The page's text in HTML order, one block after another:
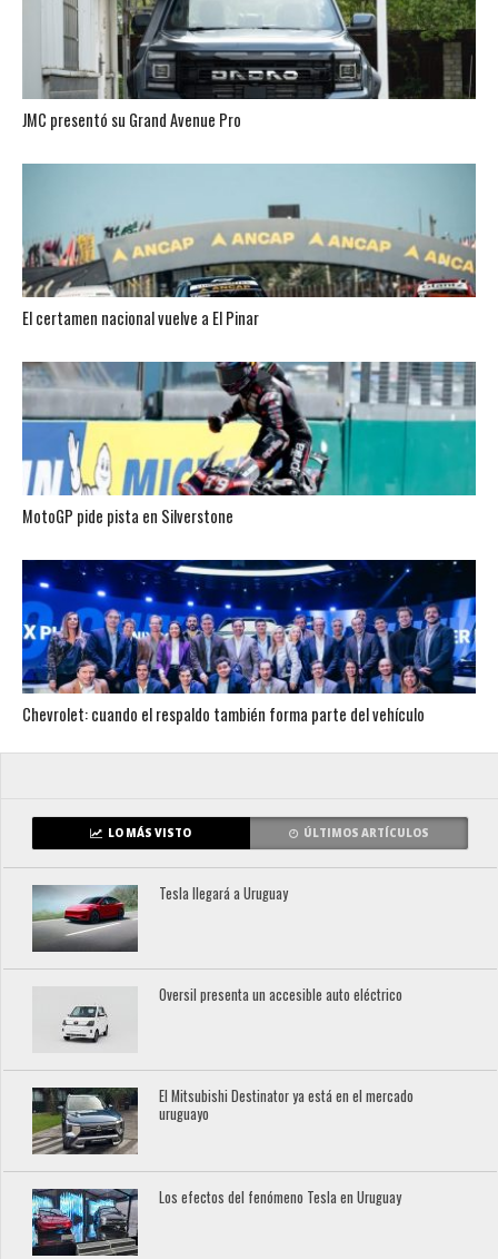
JMC presentó su Grand Avenue Pro
El certamen nacional vuelve a El Pinar
MotoGP pide pista en Silverstone
Chevrolet: cuando el respaldo también forma parte del vehículo
LO MÁS VISTO ÚLTIMOS ARTÍCULOS
Tesla llegará a Uruguay
Oversil presenta un accesible auto eléctrico
El Mitsubishi Destinator ya está en el mercado
uruguayo
Los efectos del fenómeno Tesla en Uruguay